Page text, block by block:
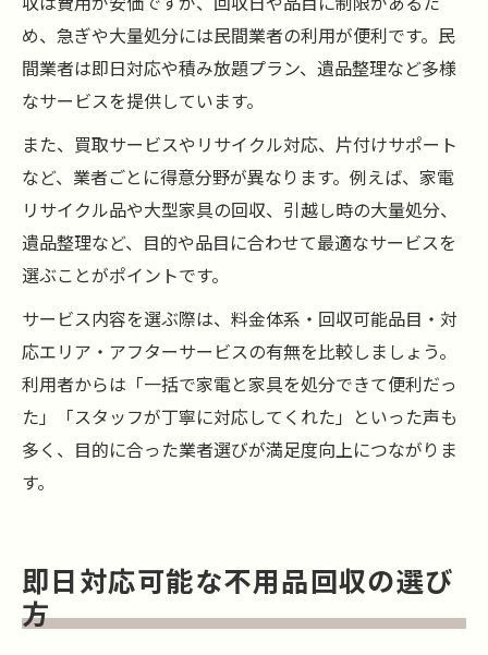
め、急ぎや大量処分には民間業者の利用が便利です。民
間業者は即日対応や積み放題プラン、遺品整理など多様
なサービスを提供しています。
また、買取サービスやリサイクル対応、片付けサポート
など、業者ごとに得意分野が異なります。例えば、家電
リサイクル品や大型家具の回収、引越し時の大量処分、
遺品整理など、目的や品目に合わせて最適なサービスを
選ぶことがポイントです。
サービス内容を選ぶ際は、料金体系・回収可能品目・対
応エリア・アフターサービスの有無を比較しましょう。
利用者からは「一括で家電と家具を処分できて便利だっ
た」「スタッフが丁寧に対応してくれた」といった声も
多く、目的に合った業者選びが満足度向上につながりま
す。
即日対応可能な不用品回収の選び
方